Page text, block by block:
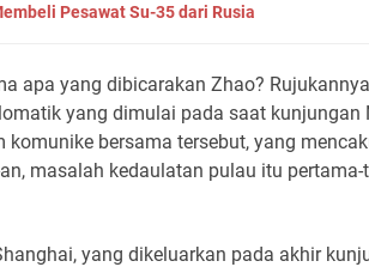
Pesawat Su-35 dari Rusia
apa yang dibicarakan Zhao?
yang dimulai pada saat kunjungan
komunike bersama tersebut, yang
masalah kedaulatan pulau itu
yang dikeluarkan pada akhir